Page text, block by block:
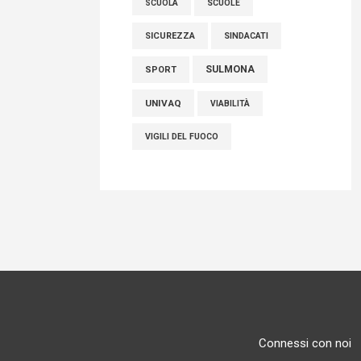
SCUOLA SCUOLE
SICUREZZA SINDACATI
SPORT SULMONA
UNIVAQ VIABILITÀ
VIGILI DEL FUOCO
Connessi con noi